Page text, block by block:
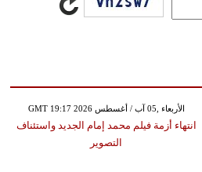
GMT 19:17 2026 الأربعاء ,05 آب / أغسطس
انتهاء أزمة فيلم محمد إمام الجديد واستئناف
التصوير